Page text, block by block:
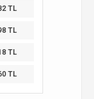
TL
TL
TL
TL